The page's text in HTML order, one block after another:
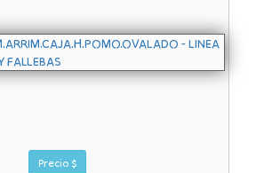
Precio $